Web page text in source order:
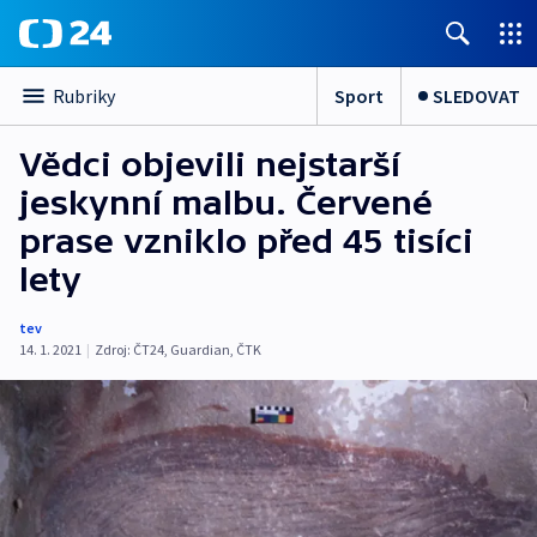
Rubriky Sport SLEDOVAT
Vědci objevili nejstarší
jeskynní malbu. Červené
prase vzniklo před 45 tisíci
lety
tev
14. 1. 2021 | Zdroj: ČT24, Guardian, ČTK